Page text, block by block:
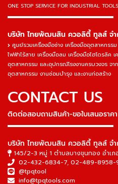
ONE STOP SERVICE FOR INDUSTRIAL
▬▬▬▬▬▬▬▬▬▬▬▬▬▬▬
บริษัท ไทยพัฒนสิน ควอลิตี้ ทูลส์ จ
ศูนย์รวมเครื่องมือช่าง เครื่องมืออุตสาหกร
ไฟฟ้าไร้สาย เครื่องมือลม เครื่องมือไฮโดรลิค
อุตสาหกรรม และอุปกรณ์โรงงานครบวงจร จ
อุตสาหกรรม งานซ่อมบำรุง และงานก่อสร้าง
CONTACT US
ติดต่อสอบถามสินค้า-ขอใบเสนอราคา
▬▬▬▬▬▬▬▬▬▬▬▬▬▬▬
บริษัท ไทยพัฒนสิน ควอลิตี้ ทูลส์ จ
145/2-3 หมู่ 1 ตำบลบางขุนกอง อำเภ
02-432-6834-7, 02-489-8958-
@tpqtool
info@tpqtools.com